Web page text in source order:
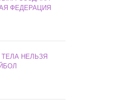
ФЕДЕРАЦИЯ
НЕЛЬЗЯ